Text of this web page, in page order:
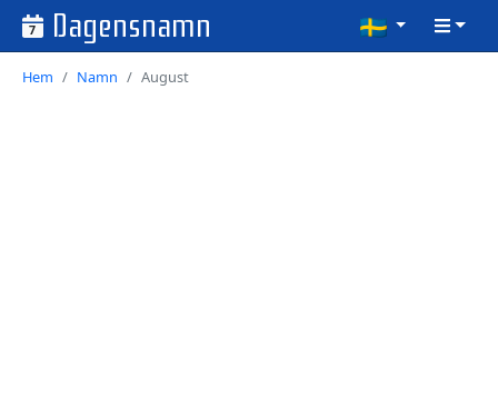
7 Dagensnamn
Hem Namn August